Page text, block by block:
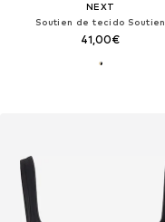
NEXT
Soutien de tecido Soutien
41,00€